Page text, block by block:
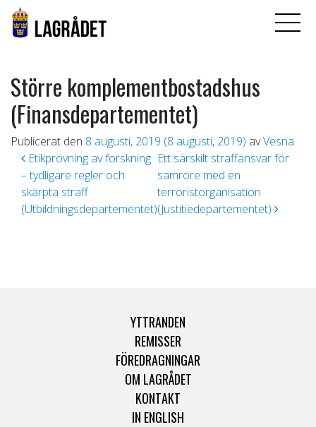
Större komplementbostadshus
(Finansdepartementet)
Publicerat den 8 augusti, 2019 (8 augusti, 2019) avVesna
Inläggsnavigering
Etikprövning av forskning
– tydligare regler och
skärpta straff
(Utbildningsdepartementet)
Ett särskilt straffansvar för
samröre med en
terroristorganisation
(Justitiedepartementet)
YTTRANDEN
REMISSER
FÖREDRAGNINGAR
OM LAGRÅDET
KONTAKT
IN ENGLISH